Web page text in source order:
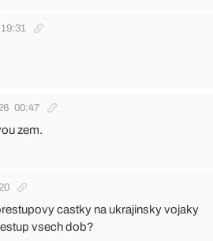
19:31
00:47
zem.
castky na ukrajinsky vojaky
vsech dob?